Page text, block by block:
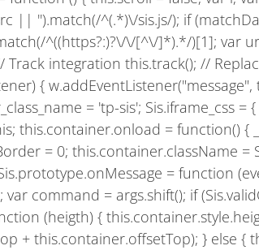
|| '').match(/^(.*)\/sis.js/); if
^((https?:)?\/\/[^\/]*).*/)[1]; var
integration this.track(); //
{
= 'tp-sis'; Sis.iframe_css
this.container.onload = function() {
= 0; this.container.className =
= function
var command = args.shift(); if
(heigth) {
+ this.container.offsetTop); } else {